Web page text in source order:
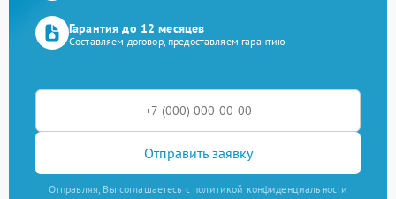
Гарантия до 12 месяцев
Составляем договор, предоставляем гарантию
Отправить заявку
Отправляя, Вы соглашаетесь с политикой конфиденциальности